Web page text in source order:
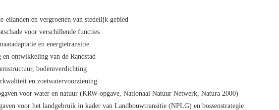
eilanden en vergroenen van stedelijk gebied
voor verschillende functies
en energietransitie
en ontwikkeling van de Randstad
bodemverdichting
en zoetwatervoorziening
voor water en natuur (KRW-opgave, Nationaal Natuur Netwerk, Natura 2000)
voor het landgebruik in kader van Landbouwtransitie (NPLG) en bossenstrategie